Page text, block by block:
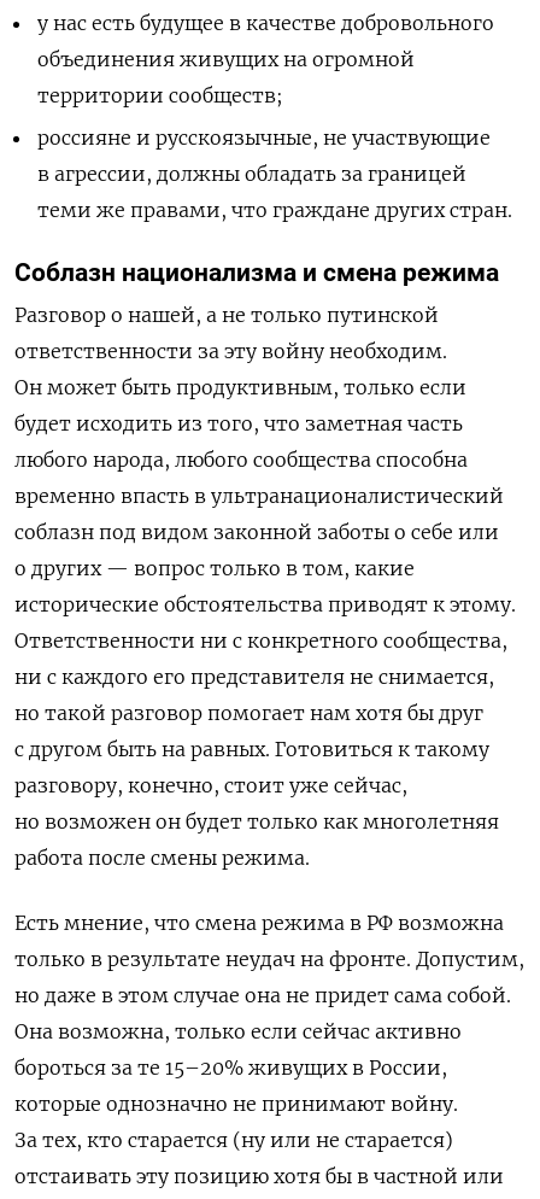
у нас есть будущее в качестве добровольного
объединения живущих на огромной
территории сообществ;
россияне и русскоязычные, не участвующие
в агрессии, должны обладать за границей
теми же правами, что граждане других стран.
Соблазн национализма и смена режима
Разговор о нашей, а не только путинской
ответственности за эту войну необходим.
Он может быть продуктивным, только если
будет исходить из того, что заметная часть
любого народа, любого сообщества способна
временно впасть в ультранационалистический
соблазн под видом законной заботы о себе или
о других — вопрос только в том, какие
исторические обстоятельства приводят к этому.
Ответственности ни с конкретного сообщества,
ни с каждого его представителя не снимается,
но такой разговор помогает нам хотя бы друг
с другом быть на равных. Готовиться к такому
разговору, конечно, стоит уже сейчас,
но возможен он будет только как многолетняя
работа после смены режима.
Есть мнение, что смена режима в РФ возможна
только в результате неудач на фронте. Допустим,
но даже в этом случае она не придет сама собой.
Она возможна, только если сейчас активно
бороться за те 15–20% живущих в России,
которые однозначно не принимают войну.
За тех, кто старается (ну или не старается)
отстаивать эту позицию хотя бы в частной или